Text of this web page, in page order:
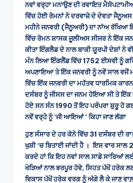
ਨਵਾਂ ਵਰ੍ਹਾ ਮਨਾਉਣ ਦੀ ਰਵਾਇਤ
ਵਿੱਚ ਹੋਈ ਰੋਮਨਾਂ ਨੇ ਦਰਵਾਜ਼ੇ ਦੇ ਦੇਵਤਾ
ਮਹੀਨੇ ਜਨਵਰੀ (ਜੈਨੂਅਰੀ) ਦਾ ਨਾਂਅ
ਵਿੱਚ ਰੋਮਨ ਸ਼ਾਸਕ ਜੂਲੀਅਸ ਸੀਜਰ ਨੇ ਇੱਕ
ਕੀਤਾ ਇੰਗਲੈਡ ਦੇ ਨਾਲ ਬਾਕੀ ਯੂਰਪੀ ਦੇਸ਼ਾਂ ਨੇ
ਮੰਨ ਲਿਆ ਇੰਗਲੈਂਡ ਵਿੱਚ 1752 ਈਸਵੀ ਨੂੰ
ਅਪਣਾਇਆ ਤੇ ਇੱਕ ਜਨਵਰੀ ਨੂੰ ਨਵੇਂ ਸਾਲ ਵਜੋਂ
ਵਿੱਚ ਇੱਕ ਜਨਵਰੀ ਦਾ ਮਹੱਤਵ ਧਾਰਮਿਕ
ਦਸੰਬਰ ਨੂੰ ਜੀਸਸ ਦਾ ਜਨਮ ਹੋਇਆ ਸੀ ਤੇ ਇੱਕ
ਹੋਏ ਸਨ ਸੰਨ 1990 ਤੋਂ ਇਹ ਪਰੰਪਰਾ ਸ਼ੁਰੂ ਹੋ
ਨਵੇਂ ਵਰ੍ਹੇ ਨੂੰ ‘ਜੀ ਆਇਆਂ ‘ ਕਿਹਾ ਜਾਣ ਲੱਗਾ
ਹੁਣ ਸੰਸਾਰ ਦੇ ਹਰ ਕੋਨੇ ਵਿੱਚ 31 ਦਸੰਬਰ ਦੀ
ਖੁਸ਼ੀ ‘ਚ ਬਿਤਾਈ ਜਾਂਦੀ ਹੈ । ਇਸ ਵਾਰ
ਕਰਦੇ ਹਾਂ ਕਿ ਇਹ ਨਵਾਂ ਸਾਲ ਸਾਡੇ ਸਾਰਿਆਂ
ਖੇੜਿਆਂ ਨਾਲ ਭਰਪੂਰ ਹੋਵੇ, ਸਿਹਤ ਪੱਖੋਂ ਹਰੇਕ
ਵਿਕਾਸ ਪੱਖੋਂ ਹਰੇਕ ਵਰਗ ਨੂੰ ਅੱਗੇ ਲੈ ਕੇ ਜਾਣ